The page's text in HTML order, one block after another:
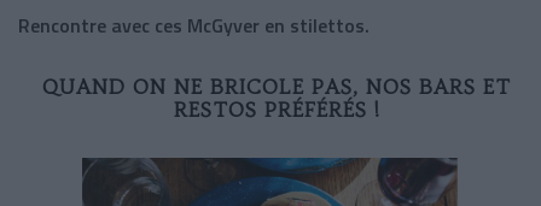
Rencontre avec ces McGyver en stilettos.
QUAND ON NE BRICOLE PAS, NOS BARS ET
RESTOS PRÉFÉRÉS !